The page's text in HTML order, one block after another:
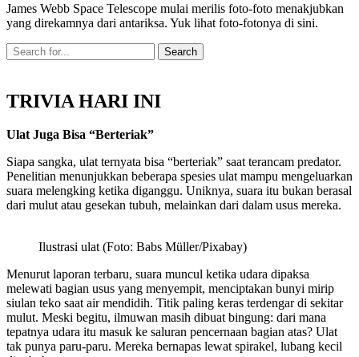
James Webb Space Telescope mulai merilis foto-foto menakjubkan
yang direkamnya dari antariksa. Yuk lihat foto-fotonya di sini.
TRIVIA HARI INI
Ulat Juga Bisa “Berteriak”
Siapa sangka, ulat ternyata bisa “berteriak” saat terancam predator.
Penelitian menunjukkan beberapa spesies ulat mampu mengeluarkan
suara melengking ketika diganggu. Uniknya, suara itu bukan berasal
dari mulut atau gesekan tubuh, melainkan dari dalam usus mereka.
Ilustrasi ulat (Foto: Babs Müller/Pixabay)
Menurut laporan terbaru, suara muncul ketika udara dipaksa
melewati bagian usus yang menyempit, menciptakan bunyi mirip
siulan teko saat air mendidih. Titik paling keras terdengar di sekitar
mulut. Meski begitu, ilmuwan masih dibuat bingung: dari mana
tepatnya udara itu masuk ke saluran pencernaan bagian atas? Ulat
tak punya paru-paru. Mereka bernapas lewat spirakel, lubang kecil